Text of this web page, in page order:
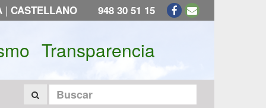
| CASTELLANO 948 30 51 15
Transparencia